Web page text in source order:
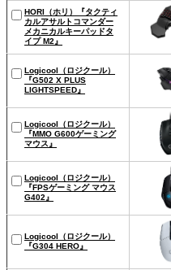
HORI（ホリ）『タクティ
カルアサルトコマンダー
メカニカルキーパッドタ
イプ M2』
Logicool（ロジクール）
『G502 X PLUS
LIGHTSPEED』
Logicool（ロジクール）
『MMO G600ゲーミング
マウス』
Logicool（ロジクール）
『FPSゲーミング マウス
G402』
Logicool（ロジクール）
『G304 HERO』